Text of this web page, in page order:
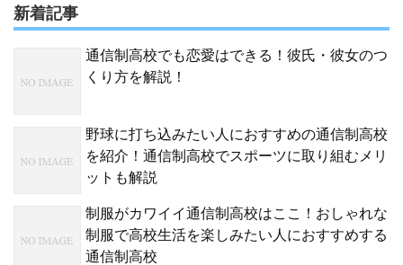
新着記事
通信制高校でも恋愛はできる！彼氏・彼女のつ
くり方を解説！
野球に打ち込みたい人におすすめの通信制高校
を紹介！通信制高校でスポーツに取り組むメリ
ットも解説
制服がカワイイ通信制高校はここ！おしゃれな
制服で高校生活を楽しみたい人におすすめする
通信制高校